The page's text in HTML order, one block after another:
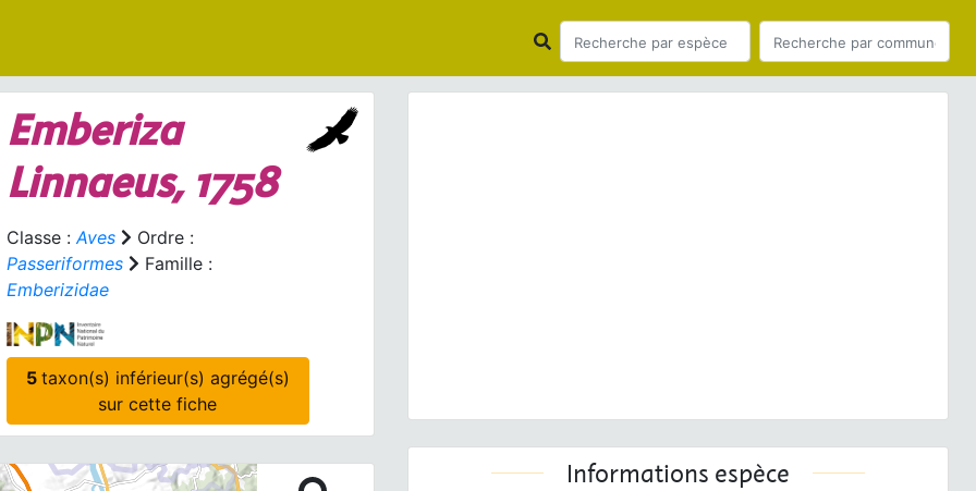
Emberiza
Linnaeus, 1758
Classe :Aves
Ordre :
Passeriformes
Famille :
Emberizidae
5 taxon(s) inférieur(s) agrégé(s)
sur cette fiche
Informations espèce